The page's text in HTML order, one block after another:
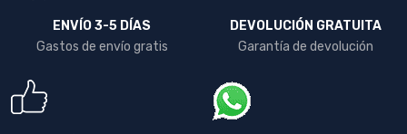
ENVÍO 3-5 DÍAS
Gastos de envío gratis
DEVOLUCIÓN GRATUITA
Garantía de devolución